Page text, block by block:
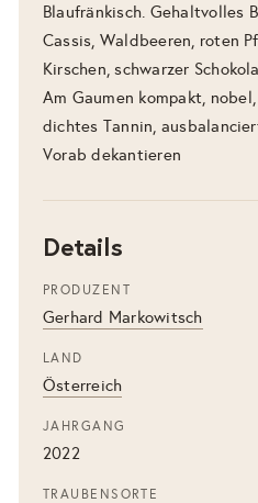
Blaufränkisch. Gehaltvolles
Cassis, Waldbeeren, roten
Kirschen, schwarzer
Am Gaumen kompakt,
dichtes Tannin,
Vorab dekantieren
Details
PRODUZENT
Gerhard Markowitsch
LAND
Österreich
JAHRGANG
2022
TRAUBENSORTE